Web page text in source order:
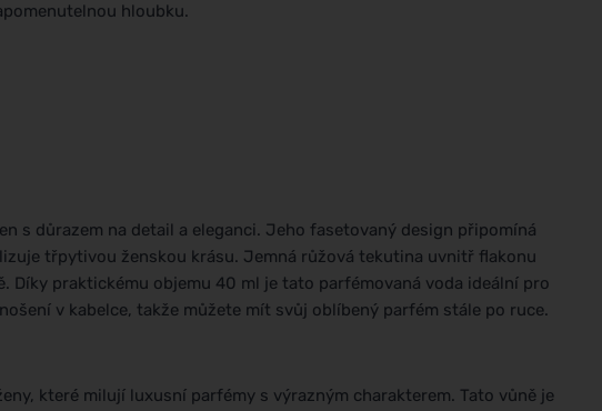
hloubku.
s důrazem na detail a eleganci. Jeho fasetovaný design připomíná
třpytivou ženskou krásu. Jemná růžová tekutina uvnitř flakonu
Díky praktickému objemu 40 ml je tato parfémovaná voda ideální pro
v kabelce, takže můžete mít svůj oblíbený parfém stále po ruce.
které milují luxusní parfémy s výrazným charakterem. Tato vůně je